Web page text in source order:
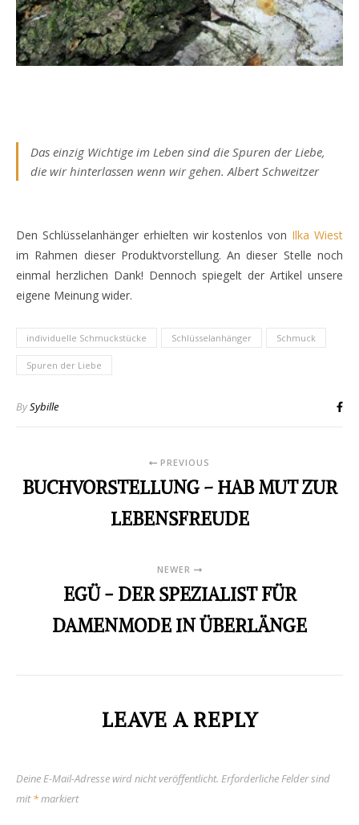
Das einzig Wichtige im Leben sind die Spuren der Liebe,
die wir hinterlassen wenn wir gehen. Albert Schweitzer
Den Schlüsselanhänger erhielten wir kostenlos von Ilka Wiest
im Rahmen dieser Produktvorstellung. An dieser Stelle noch
einmal herzlichen Dank! Dennoch spiegelt der Artikel unsere
eigene Meinung wider.
individuelle Schmuckstücke Schlüsselanhänger Schmuck
Spuren der Liebe
BySybille
PREVIOUS
BUCHVORSTELLUNG – HAB MUT ZUR
LEBENSFREUDE
NEWER
EGÜ - DER SPEZIALIST FÜR
DAMENMODE IN ÜBERLÄNGE
LEAVE A REPLY
Deine E-Mail-Adresse wird nicht veröffentlicht. Erforderliche Felder sind
mit*markiert